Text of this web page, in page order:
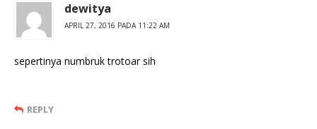
dewitya
APRIL 27, 2016 PADA 11:22 AM
sepertinya numbruk trotoar sih
REPLY